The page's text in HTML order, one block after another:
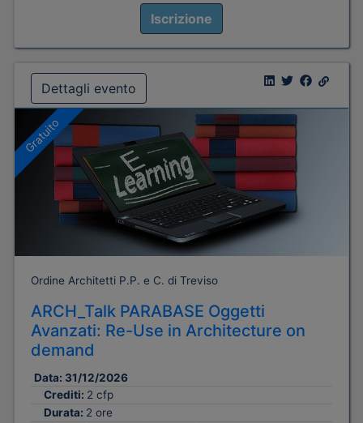
Iscrizione
Dettagli evento
Gratuito
Ordine Architetti P.P. e C. di Treviso
ARCH_Talk PARABASE Oggetti
Avanzati: Re-Use in Architecture on
demand
Data: 31/12/2026
Crediti: 2 cfp
Durata: 2 ore